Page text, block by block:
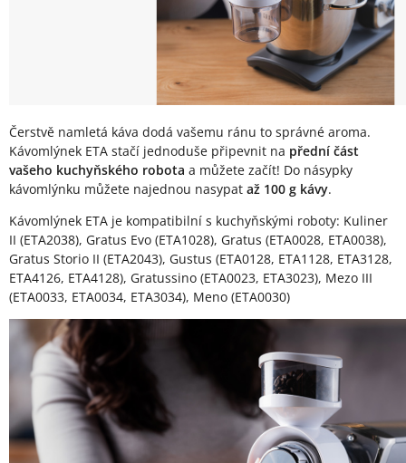
Čerstvě namletá káva dodá vašemu ránu to správné aroma.
Kávomlýnek ETA stačí jednoduše připevnit na přední část
vašeho kuchyňského robota a můžete začít! Do násypky
kávomlýnku můžete najednou nasypat až 100 g kávy.
Kávomlýnek ETA je kompatibilní s kuchyňskými roboty: Kuliner
II (ETA2038), Gratus Evo (ETA1028), Gratus (ETA0028, ETA0038),
Gratus Storio II (ETA2043), Gustus (ETA0128, ETA1128, ETA3128,
ETA4126, ETA4128), Gratussino (ETA0023, ETA3023), Mezo III
(ETA0033, ETA0034, ETA3034), Meno (ETA0030)